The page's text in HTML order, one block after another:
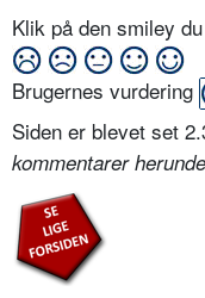
Klik på den smiley
Brugernes vurdering
Siden er blevet set
kommentarer